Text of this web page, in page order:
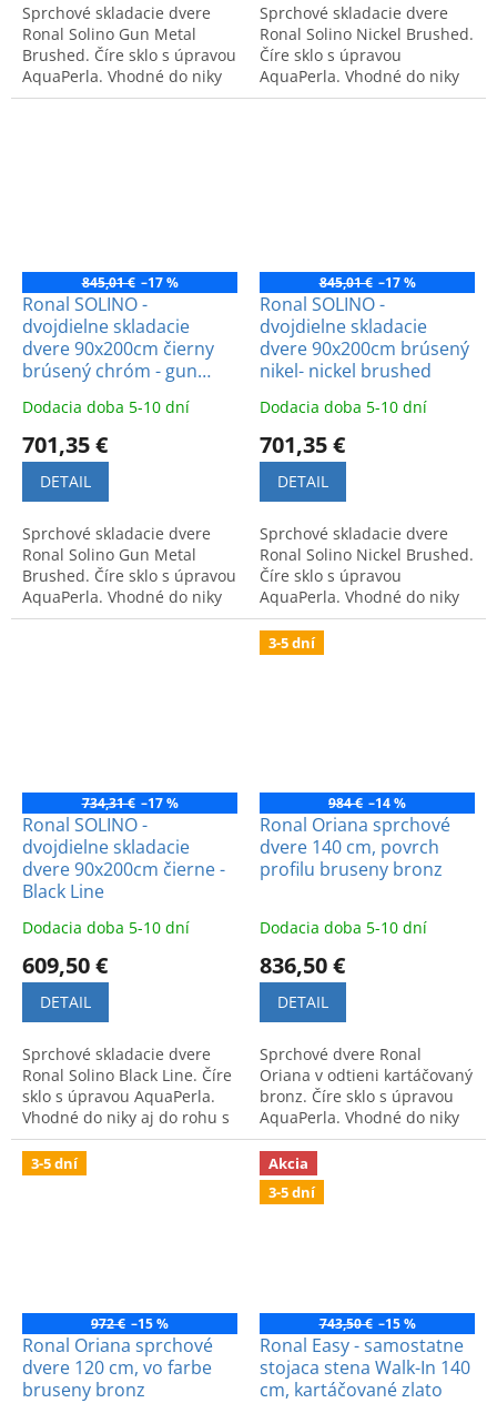
Sprchové skladacie dvere
Ronal Solino Gun Metal
Brushed. Číre sklo s úpravou
AquaPerla. Vhodné do niky
aj do rohu s bočnou stenou.
Sprchové skladacie dvere
Ronal Solino Nickel Brushed.
Číre sklo s úpravou
AquaPerla. Vhodné do niky
aj do rohu s bočnou stenou.
845,01 € –17 %
Ronal SOLINO -
dvojdielne skladacie
dvere 90x200cm čierny
brúsený chróm - gun
Dodacia doba 5-10 dní
701,35 €
DETAIL
Sprchové skladacie dvere
Ronal Solino Gun Metal
Brushed. Číre sklo s úpravou
AquaPerla. Vhodné do niky
aj do rohu s bočnou stenou.
845,01 € –17 %
Ronal SOLINO -
dvojdielne skladacie
dvere 90x200cm brúsený
nikel- nickel brushed
Dodacia doba 5-10 dní
701,35 €
DETAIL
Sprchové skladacie dvere
Ronal Solino Nickel Brushed.
Číre sklo s úpravou
AquaPerla. Vhodné do niky
aj do rohu s bočnou stenou.
Jednoduchá údržba.
734,31 € –17 %
Ronal SOLINO -
dvojdielne skladacie
dvere 90x200cm čierne -
Black Line
Dodacia doba 5-10 dní
609,50 €
DETAIL
Sprchové skladacie dvere
Ronal Solino Black Line. Číre
sklo s úpravou AquaPerla.
Vhodné do niky aj do rohu s
bočnou stenou. Jednoduchá
údržba.
3-5 dní
984 € –14 %
Ronal Oriana sprchové
dvere 140 cm, povrch
profilu bruseny bronz
Dodacia doba 5-10 dní
836,50 €
DETAIL
Sprchové dvere Ronal
Oriana v odtieni kartáčovaný
bronz. Číre sklo s úpravou
AquaPerla. Vhodné do niky
136-140 cm, celková šírka
140 cm. Jednoduchá údržba.
3-5 dní
972 € –15 %
Ronal Oriana sprchové
dvere 120 cm, vo farbe
bruseny bronz
Akcia
3-5 dní
743,50 € –15 %
Ronal Easy - samostatne
stojaca stena Walk-In 140
cm, kartáčované zlato